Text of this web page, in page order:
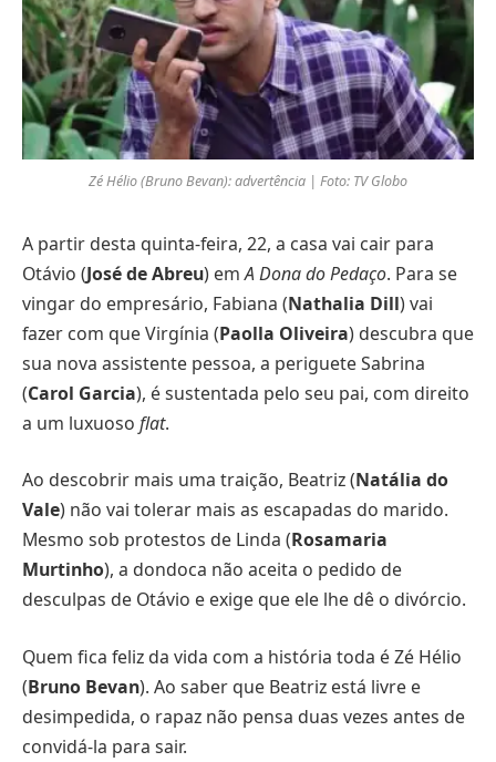
Zé Hélio (Bruno Bevan): advertência | Foto: TV Globo
A partir desta quinta-feira, 22, a casa vai cair para
Otávio (José de Abreu) emA Dona do Pedaço. Para se
vingar do empresário, Fabiana (Nathalia Dill) vai
fazer com que Virgínia (Paolla Oliveira) descubra que
sua nova assistente pessoa, a periguete Sabrina
(Carol Garcia), é sustentada pelo seu pai, com direito
a um luxuoso flat.
Ao descobrir mais uma traição, Beatriz (Natália do
Vale) não vai tolerar mais as escapadas do marido.
Mesmo sob protestos de Linda (Rosamaria
Murtinho), a dondoca não aceita o pedido de
desculpas de Otávio e exige que ele lhe dê o divórcio.
Quem fica feliz da vida com a história toda é Zé Hélio
(Bruno Bevan). Ao saber que Beatriz está livre e
desimpedida, o rapaz não pensa duas vezes antes de
convidá-la para sair.